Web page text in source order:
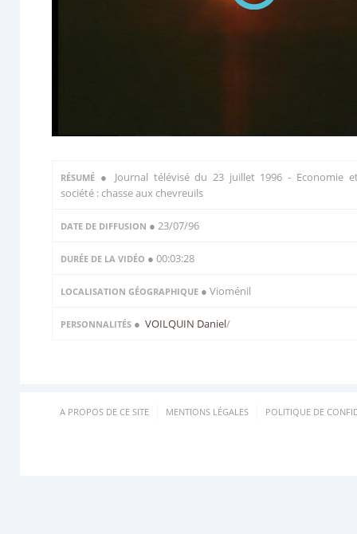
RÉSUMÉ ● Journal télévisé du 23 juillet 1996 - Economie
société : chasse aux chevreuils
DATE DE DIFFUSION ● 23/07/96
DURÉE DE LA VIDÉO ● 00:03:28
LOCALISATION GÉOGRAPHIQUE ● Vioménil
PERSONNALITÉS ● VOILQUIN Daniel/
A PROPOS DE CE SITE MENTIONS LÉGALES POLITIQUE DE